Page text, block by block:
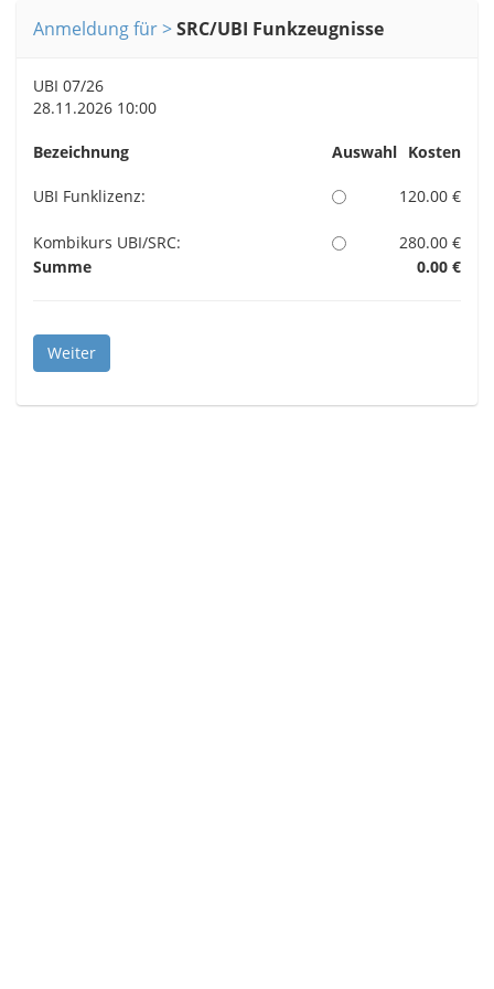
Anmeldung für SRC/UBI Funkzeugnisse
UBI 07/26
28.11.2026 10:00
Bezeichnung Auswahl Kosten
UBI Funklizenz: 120.00 €
Kombikurs UBI/SRC:
280.00 €
Summe
0.00 €